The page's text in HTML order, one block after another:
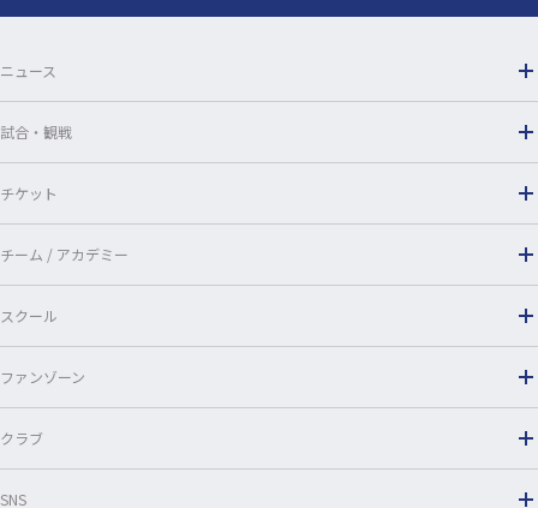
k
ニュース
試合・観戦
チケット
チーム / アカデミー
スクール
ファンゾーン
クラブ
SNS